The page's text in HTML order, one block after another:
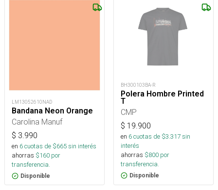
LM13052610NAD
Bandana Neon Orange
Carolina Manuf
$ 3.990
en 6cuotas de $665sin interés
ahorras $160 por
transferencia.
Disponible
BH300103BA-R
Polera Hombre Printed
T
CMP
$ 19.900
en 6cuotas de $3.317sin
interés
ahorras $800 por
transferencia.
Disponible